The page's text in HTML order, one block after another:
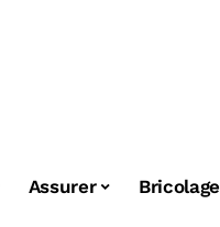
Assurer Bricolage